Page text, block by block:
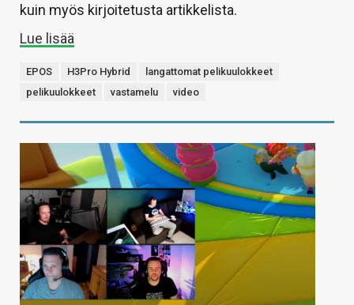
kuin myös kirjoitetusta artikkelista.
Lue lisää
EPOS H3Pro Hybrid
langattomat pelikuulokkeet
pelikuulokkeet
vastamelu video